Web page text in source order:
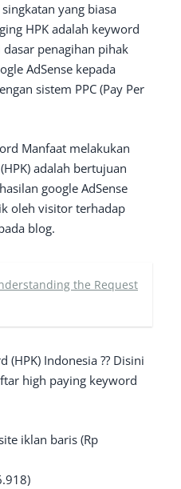
yang biasa
HPK adalah keyword
penagihan pihak
AdSense kepada
sistem PPC (Pay Per
Manfaat melakukan
adalah bertujuan
google AdSense
oleh visitor terhadap
blog.
the Request
Indonesia ?? Disini
high paying keyword
iklan baris (Rp